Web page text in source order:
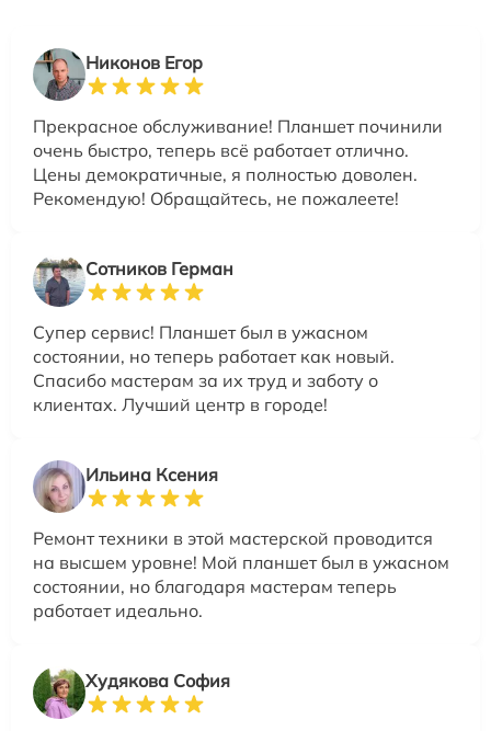
Никонов Егор
Прекрасное обслуживание! Планшет починили
очень быстро, теперь всё работает отлично.
Цены демократичные, я полностью доволен.
Рекомендую! Обращайтесь, не пожалеете!
Сотников Герман
Супер сервис! Планшет был в ужасном
состоянии, но теперь работает как новый.
Спасибо мастерам за их труд и заботу о
клиентах. Лучший центр в городе!
Ильина Ксения
Ремонт техники в этой мастерской проводится
на высшем уровне! Мой планшет был в ужасном
состоянии, но благодаря мастерам теперь
работает идеально.
Худякова София